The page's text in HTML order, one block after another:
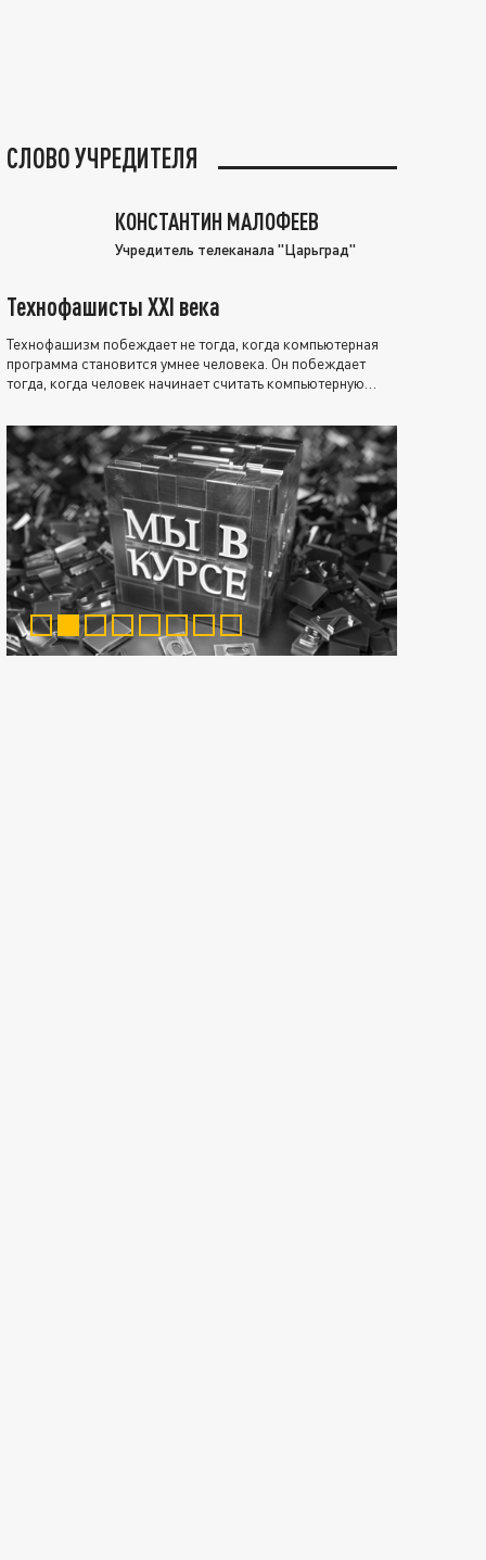
СЛОВО УЧРЕДИТЕЛЯ
КОНСТАНТИН МАЛОФЕЕВ
Учредитель телеканала "Царьград"
Технофашисты XXI века
Технофашизм побеждает не тогда, когда компьютерная
программа становится умнее человека. Он побеждает
тогда, когда человек начинает считать компьютерную